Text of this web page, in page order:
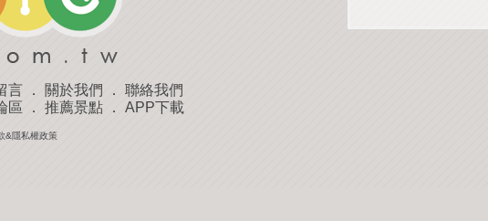
言 ． 關於我們 ． 聯絡我們
區 ． 推薦景點． APP下載
&隱私權政策